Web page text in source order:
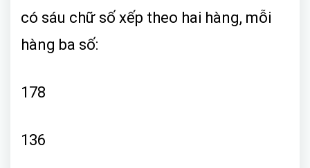
có sáu chữ số xếp theo hai hàng, mỗi
hàng ba số:
178
136